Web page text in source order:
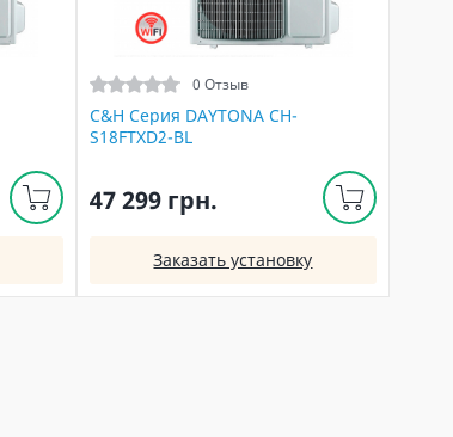
0 Отзыв
C&H Серия DAYTONA CH-
S18FTXD2-BL
47 299 грн.
Заказать установку